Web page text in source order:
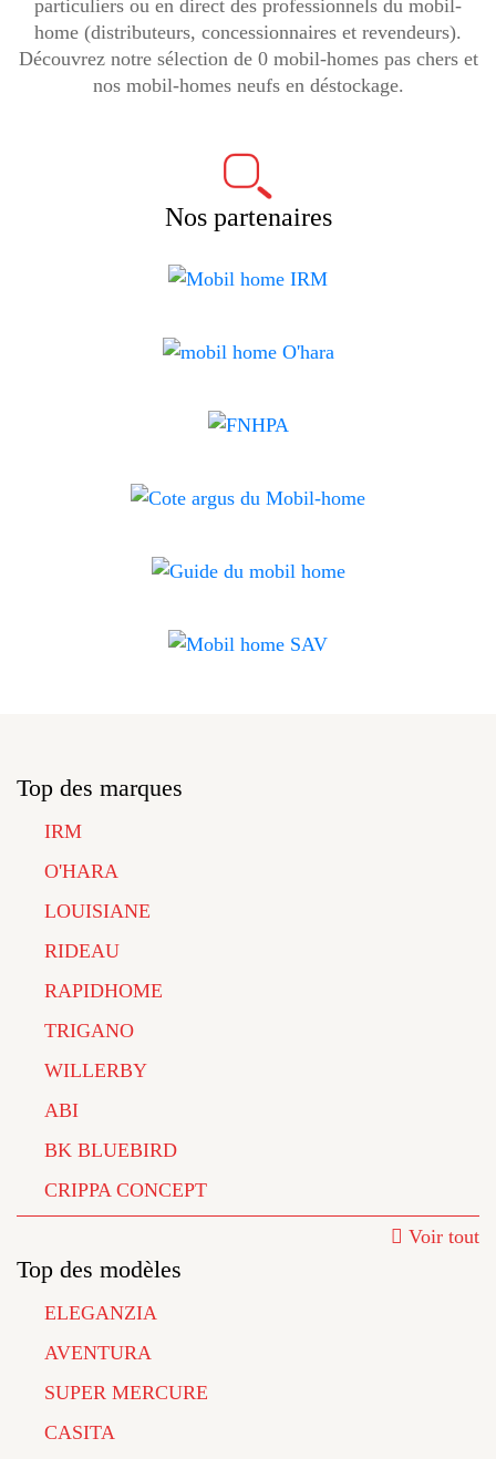
particuliers ou en direct des professionnels du mobil-
home (distributeurs, concessionnaires et revendeurs).
Découvrez notre sélection de 0 mobil-homes pas chers et
nos mobil-homes neufs en déstockage.
Nos partenaires
Top des marques
IRM
O'HARA
LOUISIANE
RIDEAU
RAPIDHOME
TRIGANO
WILLERBY
ABI
BK BLUEBIRD
CRIPPA CONCEPT
Voir tout
Top des modèles
ELEGANZIA
AVENTURA
SUPER MERCURE
CASITA